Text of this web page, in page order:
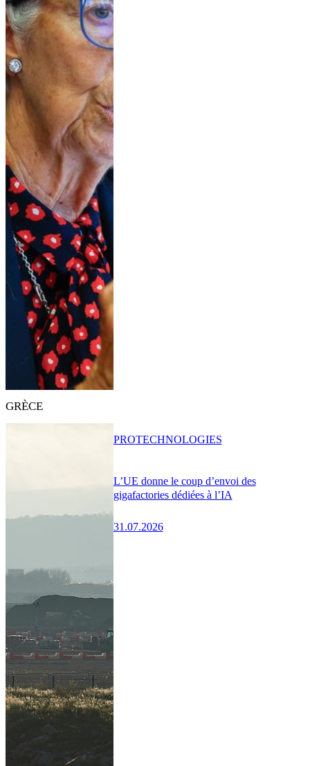
GRÈCE
L’UE donne le coup d’envoi des
gigafactories dédiées à l’IA
31.07.2026
PROTECHNOLOGIES